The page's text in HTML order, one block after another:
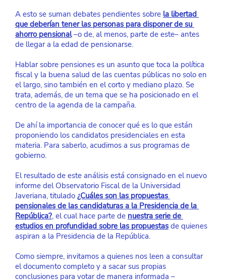
A esto se suman debates pendientes sobre la libertad
que deberían tener las personas para disponer de su
ahorro pensional –o de, al menos, parte de este– antes
de llegar a la edad de pensionarse.
Hablar sobre pensiones es un asunto que toca la política
fiscal y la buena salud de las cuentas públicas no solo en
el largo, sino también en el corto y mediano plazo. Se
trata, además, de un tema que se ha posicionado en el
centro de la agenda de la campaña.
De ahí la importancia de conocer qué es lo que están
proponiendo los candidatos presidenciales en esta
materia. Para saberlo, acudimos a sus programas de
gobierno.
El resultado de este análisis está consignado en el nuevo
informe del Observatorio Fiscal de la Universidad
Javeriana, titulado ¿Cuáles son las propuestas
pensionales de las candidaturas a la Presidencia de la
República?, el cual hace parte de nuestra serie de
estudios en profundidad sobre las propuestas de quienes
aspiran a la Presidencia de la República.
Como siempre, invitamos a quienes nos leen a consultar
el documento completo y a sacar sus propias
conclusiones para votar de manera informada –